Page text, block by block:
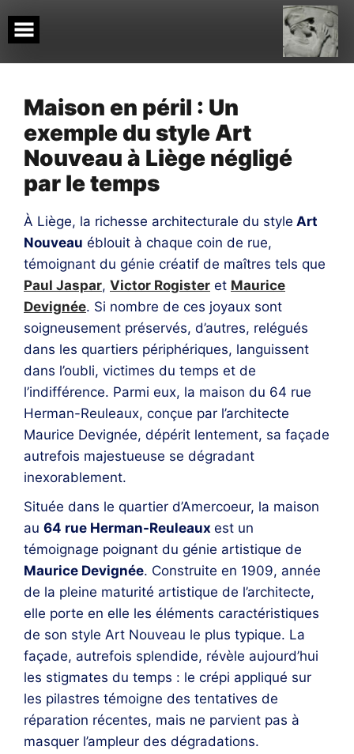
to
content
Maison en péril : Un
exemple du style Art
Nouveau à Liège négligé
par le temps
À Liège, la richesse architecturale du style Art
Nouveau éblouit à chaque coin de rue,
témoignant du génie créatif de maîtres tels que
Paul Jaspar, Victor Rogister et Maurice
Devignée. Si nombre de ces joyaux sont
soigneusement préservés, d’autres, relégués
dans les quartiers périphériques, languissent
dans l’oubli, victimes du temps et de
l’indifférence. Parmi eux, la maison du 64 rue
Herman-Reuleaux, conçue par l’architecte
Maurice Devignée, dépérit lentement, sa façade
autrefois majestueuse se dégradant
inexorablement.
Située dans le quartier d’Amercoeur, la maison
au 64 rue Herman-Reuleaux est un
témoignage poignant du génie artistique de
Maurice Devignée. Construite en 1909, année
de la pleine maturité artistique de l’architecte,
elle porte en elle les éléments caractéristiques
de son style Art Nouveau le plus typique. La
façade, autrefois splendide, révèle aujourd’hui
les stigmates du temps : le crépi appliqué sur
les pilastres témoigne des tentatives de
réparation récentes, mais ne parvient pas à
masquer l’ampleur des dégradations.